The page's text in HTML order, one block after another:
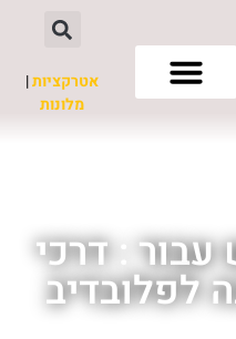
אטרקציות|
מלונות
: דרכי
לפלובדיב